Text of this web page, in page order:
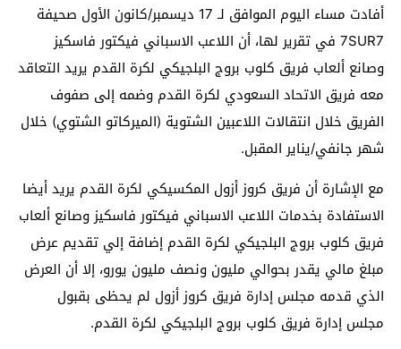
أفادت مساء اليوم الموافق لـ 17 ديسمبر/كانون الأول صحيفة
7SUR7 في تقرير لها، أن اللاعب الاسباني فيكتور فاسكيز
وصانع ألعاب فريق كلوب بروج البلجيكي لكرة القدم يريد التعاقد
معه فريق الاتحاد السعودي لكرة القدم وضمه إلى صفوف
الفريق خلال انتقالات اللاعبين الشتوية (الميركاتو الشتوي) خلال
شهر جانفي/يناير المقبل.
مع الإشارة أن فريق كروز أزول المكسيكي لكرة القدم يريد أيضا
الاستفادة بخدمات اللاعب الاسباني فيكتور فاسكيز وصانع ألعاب
فريق كلوب بروج البلجيكي لكرة القدم إضافة إلي تقديم عرض
مبلغ مالي يقدر بحوالي مليون ونصف مليون يورو، إلا أن العرض
الذي قدمه مجلس إدارة فريق كروز أزول لم يحظى بقبول
مجلس إدارة فريق كلوب بروج البلجيكي لكرة القدم.